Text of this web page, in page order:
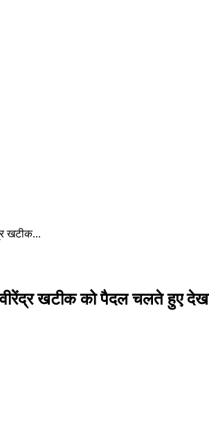
खटीक...
वीरेंद्र खटीक को पैदल चलते हुए